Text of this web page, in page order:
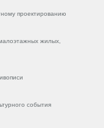
проектированию
жилых,
события